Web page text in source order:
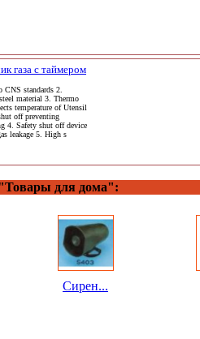
газа с таймером
standards 2.
material 3. Thermo
temperature of Utensil
off preventing
4. Safety shut off device
leakage 5. High s
для дома":
Сирен...